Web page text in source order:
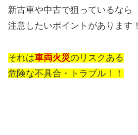
新古車や中古で狙っているなら
注意したいポイントがあります！
それは車両火災のリスクある
危険な不具合・トラブル！！